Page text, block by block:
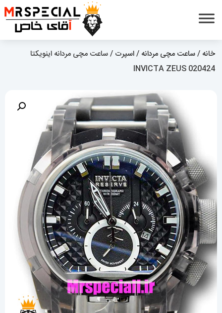
خانه /ساعت مچی مردانه /اسپرت / ساعت مچی مردانه اینویکتا
020424 INVICTA ZEUS